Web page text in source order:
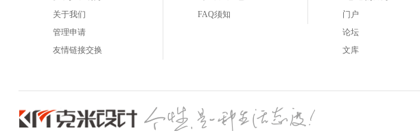
关于我们
管理申请
友情链接交换
FAQ须知
门户
论坛
文库